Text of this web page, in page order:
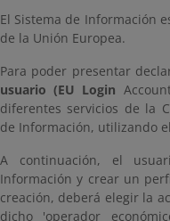
El Sistema de Información
de la Unión Europea.
Para poder presentar
usuario (EU Login
diferentes servicios de la
de Información, utilizando
A continuación, el
Información y crear un
creación, deberá elegir la
dicho 'operador